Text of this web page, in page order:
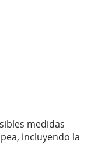
medidas
incluyendo la